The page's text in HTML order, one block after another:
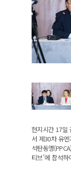
현지시간 17일
서 제30차 유
석탄동맹
티브'에 참석하